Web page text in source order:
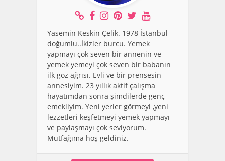
Yasemin Keskin Çelik. 1978 İstanbul
doğumlu..İkizler burcu. Yemek
yapmayı çok seven bir annenin ve
yemek yemeyi çok seven bir babanın
ilk göz ağrısı. Evli ve bir prensesin
annesiyim. 23 yıllık aktif çalışma
hayatımdan sonra şimdilerde genç
emekliyim. Yeni yerler görmeyi ,yeni
lezzetleri keşfetmeyi yemek yapmayı
ve paylaşmayı çok seviyorum.
Mutfağıma hoş geldiniz.